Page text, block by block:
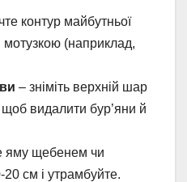
контур майбутньої
мотузкою (наприклад,
– зніміть верхній шар
видалити бур’яни й
яму щебенем чи
см і утрамбуйте.